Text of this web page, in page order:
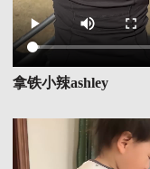
拿铁小辣ashley